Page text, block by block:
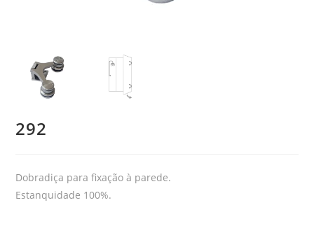
292
Dobradiça para fixação à parede.
Estanquidade 100%.